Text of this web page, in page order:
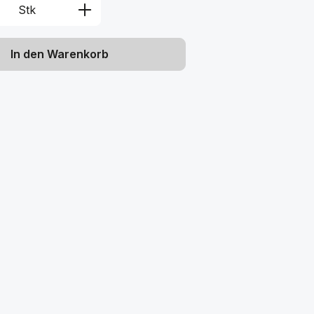
Anzahl: Gib den gewünschten Wert
Stk
In den Warenkorb